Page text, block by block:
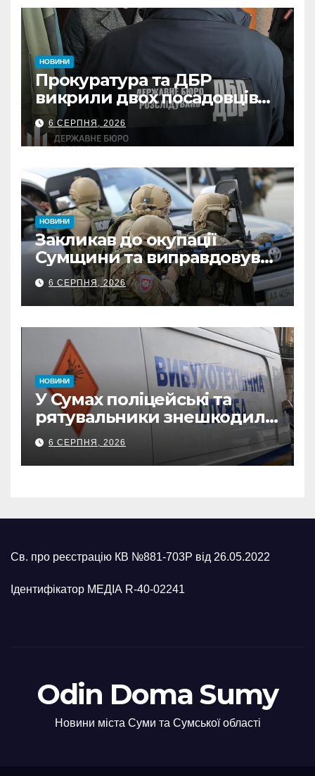
НОВИНИ
Прокуратура та ДБР
викрили двох посадовців
ДПС Сумщини на вимаганні
неправомірної вигоди у
ФОПа
6 СЕРПНЯ, 2026
НОВИНИ
Закликав до окупації
Сумщини та виправдовував
обстріли: СБУ викрила
прокремлівського агітатора
з Охтирки
6 СЕРПНЯ, 2026
НОВИНИ
У Сумах поліцейські та
рятувальники знешкодили
500-кілограмову авіабомбу
росіян
6 СЕРПНЯ, 2026
Св. про реєстрацію КВ №881-703Р від 26.05.2022
Ідентифікатор МЕДІА R-40-02241
Odin Doma Sumy
Новини міста Суми та Сумської області